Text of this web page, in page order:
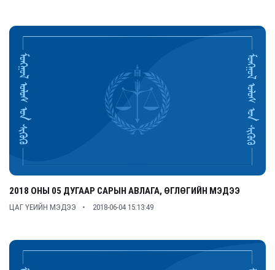
2018 ОНЫ 05 ДУГААР САРЫН АВЛАГА, ӨГЛӨГИЙН МЭДЭЭ
ЦАГ ҮЕИЙН МЭДЭЭ 2018-06-04 15:13:49